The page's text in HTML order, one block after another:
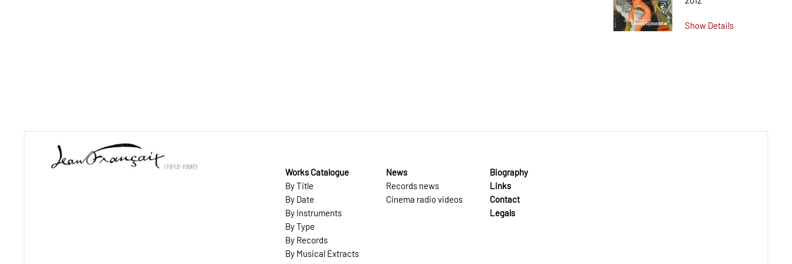
Show Details
Works Catalogue
By Title
By Date
By Instruments
By Type
By Records
By Musical Extracts
News
Records news
Cinema radio videos
Biography
Links
Contact
Legals